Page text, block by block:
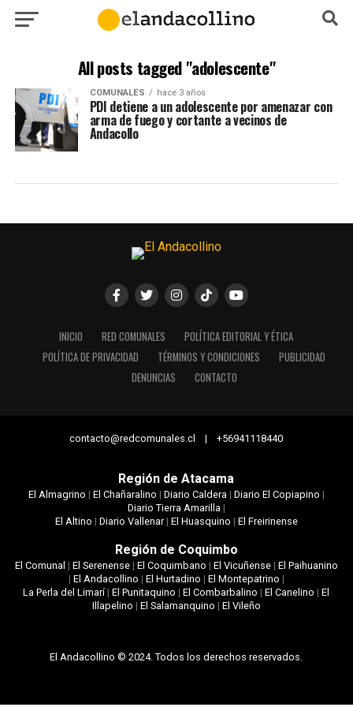
All posts tagged "adolescente"
COMUNALES hace 3 años
PDI detiene a un adolescente por amenazar con
arma de fuego y cortante a vecinos de
Andacollo
INICIO RED COMUNALES
POLÍTICA EDITORIAL Y ÉTICA
POLÍTICA DE PRIVACIDAD
TÉRMINOS Y CONDICIONES
PUBLICIDAD
DENUNCIAS
CONTACTO
contacto@redcomunales.cl | +56941118440
Región de Atacama
El Almagrino | El Chañaralino | Diario Caldera| Diario El Copiapino |
Diario Tierra Amarilla|
El Altino | Diario Vallenar| El Huasquino | El Freirinense
Región de Coquimbo
El Comunal | El Serenense| El Coquimbano | El Vicuñense| El Paihuanino
| El Andacollino | El Hurtadino | El Montepatrino |
La Perla del Limarí|El Punitaquino |El Combarbalino |El Canelino |El
Illapelino | El Salamanquino | El Vileño
El Andacollino © 2024. Todos los derechos reservados.